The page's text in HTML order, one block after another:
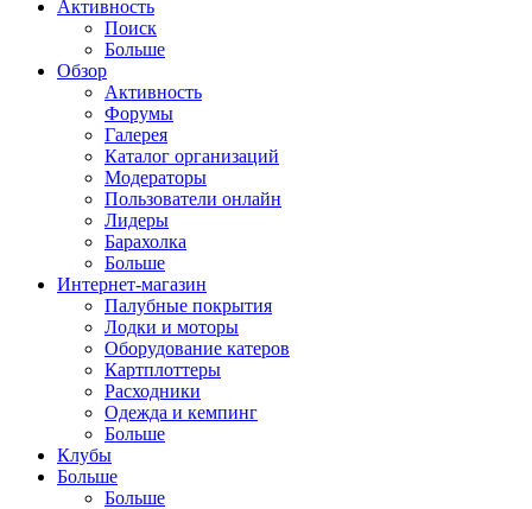
Активность
Поиск
Больше
Обзор
Активность
Форумы
Галерея
Каталог организаций
Модераторы
Пользователи онлайн
Лидеры
Барахолка
Больше
Интернет-магазин
Палубные покрытия
Лодки и моторы
Оборудование катеров
Картплоттеры
Расходники
Одежда и кемпинг
Больше
Клубы
Больше
Больше